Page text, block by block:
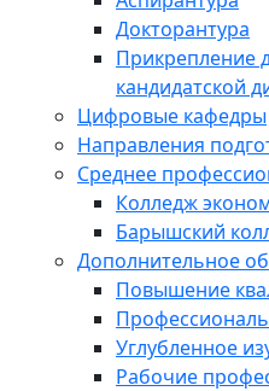
Докторантура
Прикрепление
кандидатской
Цифровые кафедры
Направления
Среднее
Колледж
Барышский
Дополнительное
Повышение
Углубленное
Рабочие